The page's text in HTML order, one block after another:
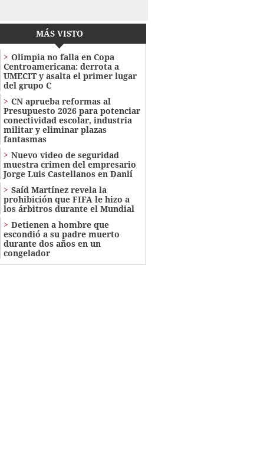
MÁS VISTO
Olimpia no falla en Copa
Centroamericana: derrota a
UMECIT y asalta el primer lugar
del grupo C
CN aprueba reformas al
Presupuesto 2026 para potenciar
conectividad escolar, industria
militar y eliminar plazas
fantasmas
Nuevo video de seguridad
muestra crimen del empresario
Jorge Luis Castellanos en Danlí
Saíd Martínez revela la
prohibición que FIFA le hizo a
los árbitros durante el Mundial
Detienen a hombre que
escondió a su padre muerto
durante dos años en un
congelador